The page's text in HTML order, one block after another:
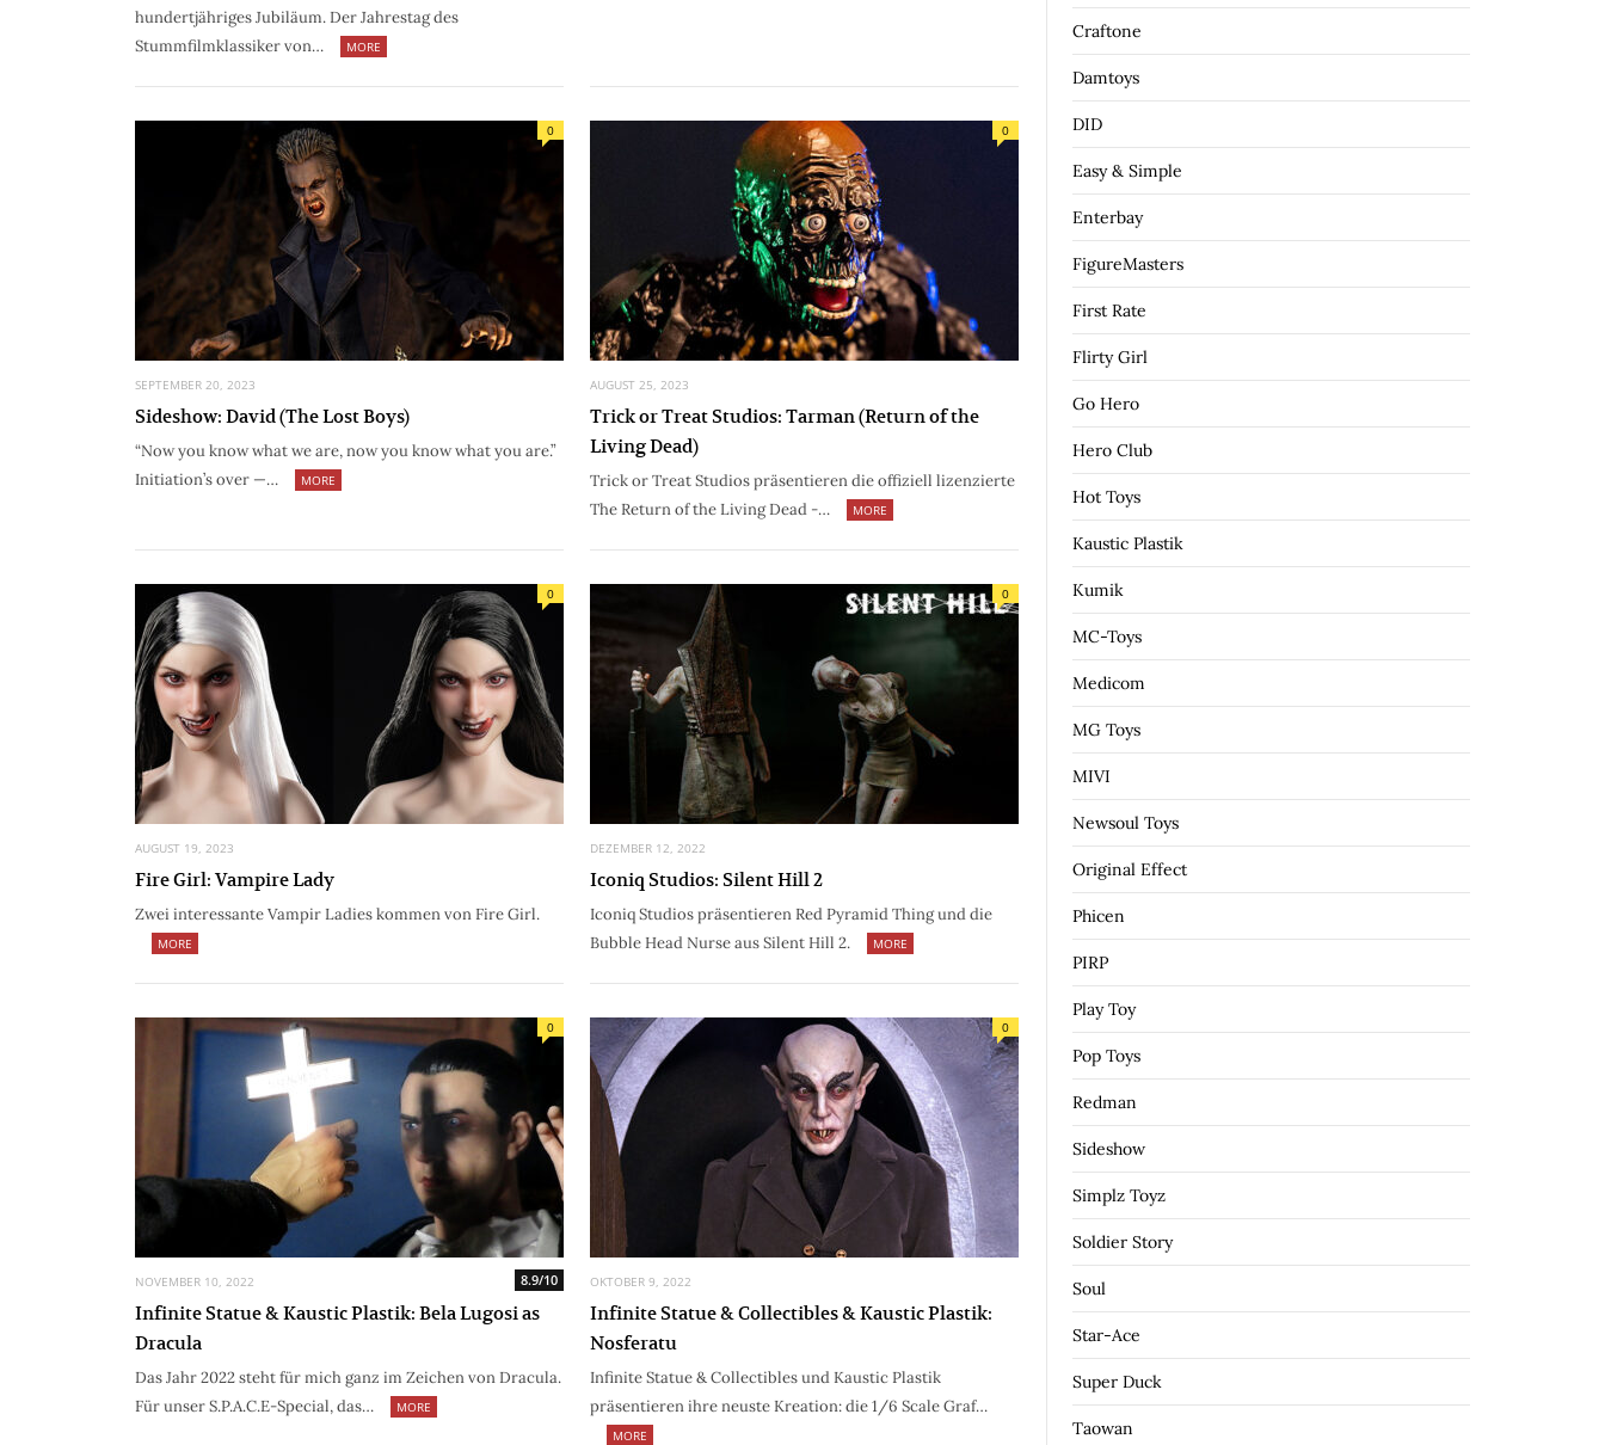
hundertjähriges Jubiläum. Der Jahrestag des
Stummfilmklassiker von…
MORE
SEPTEMBER 20, 2023
0
Sideshow: David (The Lost Boys)
“Now you know what we are, now you know what you are.”
Initiation’s over —…
MORE
AUGUST 25, 2023
0
Trick or Treat Studios: Tarman (Return of the
Living Dead)
Trick or Treat Studios präsentieren die offiziell lizenzierte
The Return of the Living Dead -…
MORE
AUGUST 19, 2023
0
Fire Girl: Vampire Lady
Zwei interessante Vampir Ladies kommen von Fire Girl.
MORE
DEZEMBER 12, 2022
0
Iconiq Studios: Silent Hill 2
Iconiq Studios präsentieren Red Pyramid Thing und die
Bubble Head Nurse aus Silent Hill 2.
MORE
NOVEMBER 10, 2022 8.9/10
0
Infinite Statue & Kaustic Plastik: Bela Lugosi as
Dracula
Das Jahr 2022 steht für mich ganz im Zeichen von Dracula.
Für unser S.P.A.C.E-Special, das…
MORE
OKTOBER 9, 2022
0
Infinite Statue & Collectibles & Kaustic Plastik:
Nosferatu
Infinite Statue & Collectibles und Kaustic Plastik
präsentieren ihre neuste Kreation: die 1/6 Scale Graf…
MORE
Craftone
Damtoys
DID
Easy & Simple
Enterbay
FigureMasters
First Rate
Flirty Girl
Go Hero
Hero Club
Hot Toys
Kaustic Plastik
Kumik
MC-Toys
Medicom
MG Toys
MIVI
Newsoul Toys
Original Effect
Phicen
PIRP
Play Toy
Pop Toys
Redman
Sideshow
Simplz Toyz
Soldier Story
Soul
Star-Ace
Super Duck
Taowan